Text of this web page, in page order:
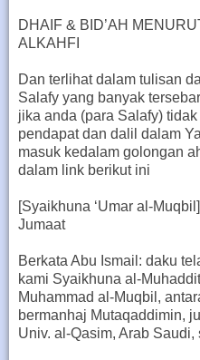
DHAIF & BID’AH
ALKAHFI
Dan terlihat dalam tulisan
Salafy yang banyak
jika anda (para Salafy)
pendapat dan dalil dalam
masuk kedalam golongan
dalam link berikut ini
[Syaikhuna ‘Umar al-
Jumaat
Berkata Abu Ismail: daku
kami Syaikhuna al-
Muhammad al-Muqbil,
bermanhaj Mutaqaddimin,
Univ. al-Qasim, Arab Saudi,